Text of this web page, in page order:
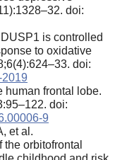
doi:
is controlled
to oxidative
doi:
human frontal lobe.
doi:
9
et al.
orbitofrontal